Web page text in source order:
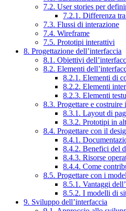
7.2. User stories per
7.2.1. Differenza
7.3. Flussi di interazione
7.4. Wireframe
7.5. Prototipi interattivi
8. Progettazione dell’interfaccia
8.1. Obiettivi
8.2. Elementi
8.2.1. Elementi di
8.2.2. Elementi
8.2.3. Elementi
8.3. Progettare e costruire
8.3.1. Layout di
8.3.2. Prototipi in
8.4. Progettare con il
8.4.1.
8.4.2. Benefici del
8.4.3. Risorse
8.4.4. Come
8.5. Progettare con i
8.5.1. Vantaggi
8.5.2. I modelli di
9. Sviluppo dell’interfaccia